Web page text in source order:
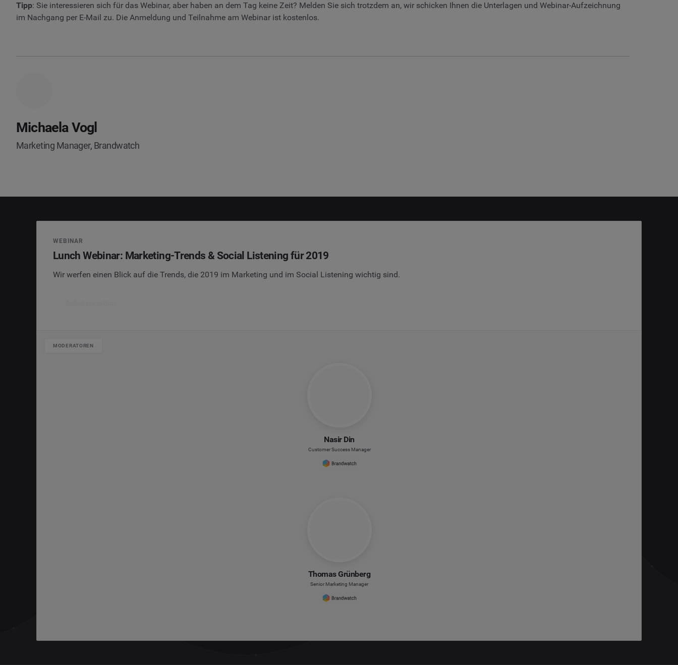
Tipp: Sie interessieren sich für das Webinar, aber haben an dem Tag keine Zeit? Melden Sie sich trotzdem an, wir schicken Ihnen die Unterlagen und Webinar-Aufzeichnung
im Nachgang per E-Mail zu. Die Anmeldung und Teilnahme am Webinar ist kostenlos.
Michaela Vogl
Marketing Manager, Brandwatch
WEBINAR
Lunch Webinar: Marketing-Trends & Social Listening für 2019
Wir werfen einen Blick auf die Trends, die 2019 im Marketing und im Social Listening wichtig sind.
MODERATOREN
Nasir Din
Customer Success Manager
Thomas Grünberg
Senior Marketing Manager